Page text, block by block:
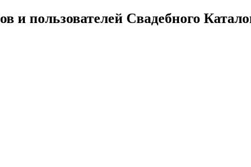
и пользователей Свадебного